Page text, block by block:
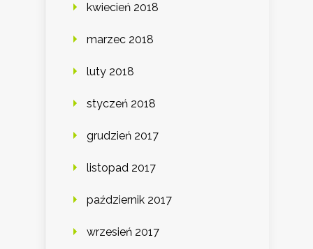
kwiecień 2018
marzec 2018
luty 2018
styczeń 2018
grudzień 2017
listopad 2017
październik 2017
wrzesień 2017